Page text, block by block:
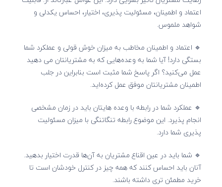
اعتماد و اطمینان، مسئولیت پذیری، اختیار، احساس یکدلی و
شواهد ملموس.
🔹 اعتماد و اطمینان مخاطب به میزان خوش قولی و عملکرد شما
بستگی دارد! آیا شما به وعده‌هایی که به مشتریانتان می دهید
عمل می‌کنید؟ اگر پاسخ شما مثبت است بنابراین در جلب
اطمینان مشتریانتان موفق عمل کرده‌اید.
🔹 عملکرد شما در رابطه با وعده هایتان باید در زمان مشخصی
انجام پذیرد. این موضوع رابطه تنگاتنگی با میزان مسئولیت
پذیری شما دارد.
🔹 شما باید در عین اقناع مشتریان به آن‌ها قدرت اختیار بدهید.
آنان باید احساس کنند که همه چیز در کنترل خودشان است تا
خرید مطمئن تری داشته باشند.